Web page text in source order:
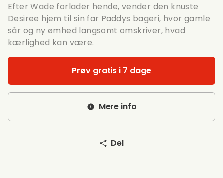
Efter Wade forlader hende, vender den knuste
Desiree hjem til sin far Paddys bageri, hvor gamle
sår og ny ømhed langsomt omskriver, hvad
kærlighed kan være.
Prøv gratis i 7 dage
Mere info
Del